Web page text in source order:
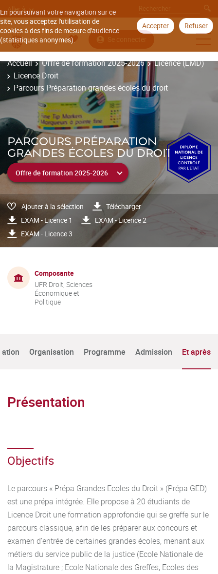
En poursuivant votre navigation sur ce
site, vous acceptez l'utilisation de
cookies à des fins de mesure d'audience
(statistiques anonymes).
Accepter Refuser
Aller à
Se connecter
Accueil Offre de formation 2025-2026
Licence (LMD)
Licence Droit
Parcours Préparation grandes écoles du droit
PARCOURS PRÉPARATION
GRANDES ÉCOLES DU DROIT
Ajouter à la sélection
Télécharger
EXAM - Licence 1
EXAM - Licence 2
EXAM - Licence 3
Composante
UFR Droit, Sciences
Économique et
Politique
Organisation Programme Admission Et après
Présentation
Objectifs
Le parcours « Prépa Grandes Ecoles du Droit » (Prépa GED)
est une prépa intégrée. Elle propose à 20 étudiants de
Licence Droit une formation approfondie qui se greffe sur le
parcours classique, afin de les préparer aux concours et
examen d’entrée de certaines grandes écoles, menant aux
métiers du service public de la justice (Ecole Nationale de
la Magistrature ; Ecole Nationale des Greffes, Ecoles des